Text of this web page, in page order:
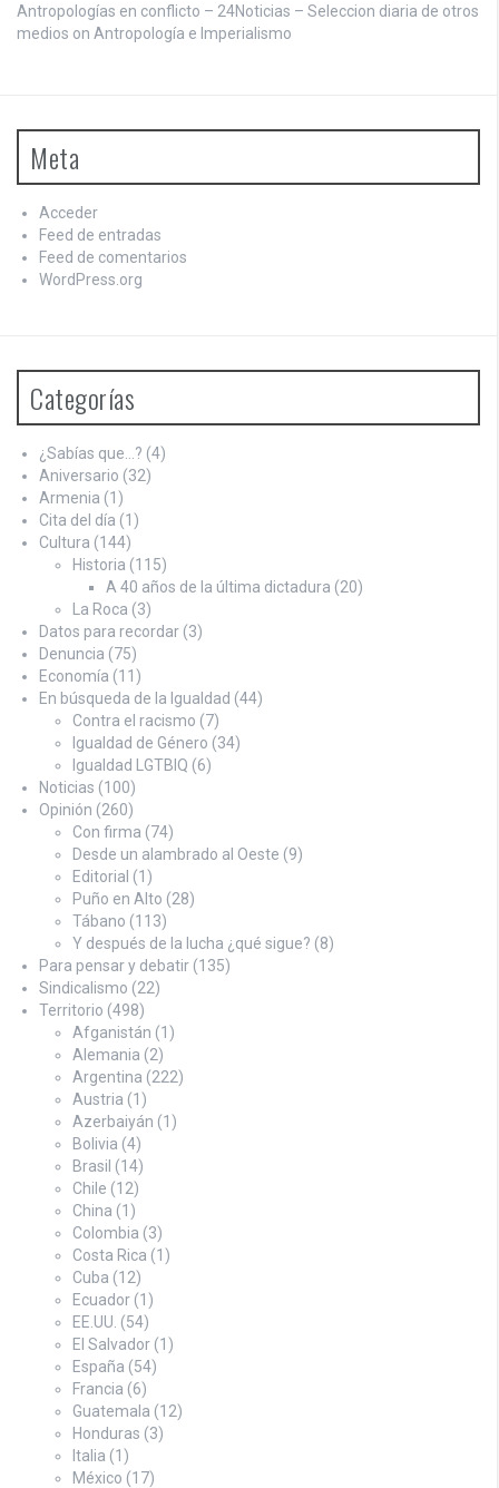
Antropologías en conflicto – 24Noticias – Seleccion diaria de otros
medios on Antropología e Imperialismo
Meta
Acceder
Feed de entradas
Feed de comentarios
WordPress.org
Categorías
¿Sabías que…? (4)
Aniversario (32)
Armenia (1)
Cita del día (1)
Cultura (144)
Historia (115)
A 40 años de la última dictadura (20)
La Roca (3)
Datos para recordar (3)
Denuncia (75)
Economía (11)
En búsqueda de la Igualdad (44)
Contra el racismo (7)
Igualdad de Género (34)
Igualdad LGTBIQ (6)
Noticias (100)
Opinión (260)
Con firma (74)
Desde un alambrado al Oeste (9)
Editorial (1)
Puño en Alto (28)
Tábano (113)
Y después de la lucha ¿qué sigue? (8)
Para pensar y debatir (135)
Sindicalismo (22)
Territorio (498)
Afganistán (1)
Alemania (2)
Argentina (222)
Austria (1)
Azerbaiyán (1)
Bolivia (4)
Brasil (14)
Chile (12)
China (1)
Colombia (3)
Costa Rica (1)
Cuba (12)
Ecuador (1)
EE.UU. (54)
El Salvador (1)
España (54)
Francia (6)
Guatemala (12)
Honduras (3)
Italia (1)
México (17)